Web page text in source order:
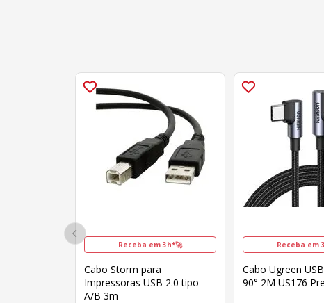
Receba em 3h*🚀
Cabo Storm para
Impressoras USB 2.0 tipo
A/B 3m
Receba em
Cabo Ugreen
90° 2M US176